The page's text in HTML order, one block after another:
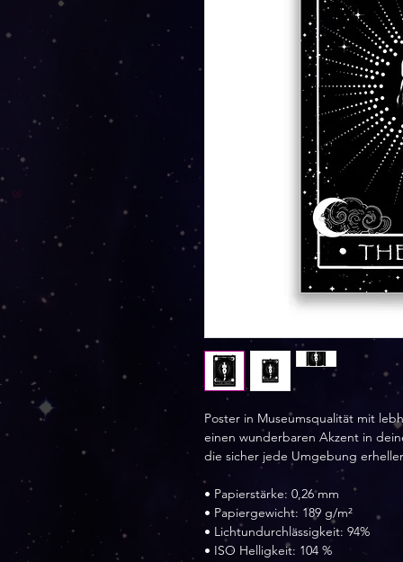
Poster in Museumsqualität mit
einen wunderbaren Akzent in
die sicher jede Umgebung
• Papierstärke: 0,26 mm
• Papiergewicht: 189 g/m²
• Lichtundurchlässigkeit: 94%
• ISO Helligkeit: 104 %